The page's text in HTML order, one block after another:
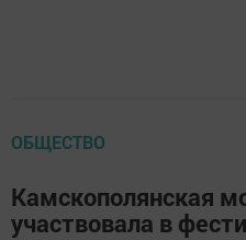
ОБЩЕСТВО
Камскополянская
участвовала в